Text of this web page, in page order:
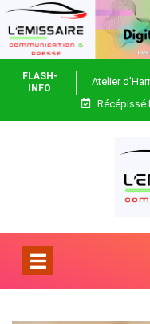
FLASH-
INFO
Atelier
Récépissé